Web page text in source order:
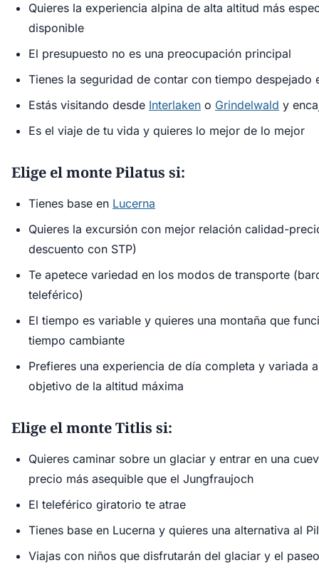
Quieres la experiencia alpina de alta altitud más
disponible
El presupuesto no es una preocupación principal
Tienes la seguridad de contar con tiempo despejado
Estás visitando desde Interlaken o Grindelwald y
Es el viaje de tu vida y quieres lo mejor de lo mejor
Elige el monte Pilatus si:
Tienes base en Lucerna
Quieres la excursión con mejor relación calidad-
descuento con STP)
Te apetece variedad en los modos de transporte
teleférico)
El tiempo es variable y quieres una montaña que
tiempo cambiante
Prefieres una experiencia de día completa y variada
objetivo de la altitud máxima
Elige el monte Titlis si:
Quieres caminar sobre un glaciar y entrar en una
precio más asequible que el Jungfraujoch
El teleférico giratorio te atrae
Tienes base en Lucerna y quieres una alternativa al
Viajas con niños que disfrutarán del glaciar y el